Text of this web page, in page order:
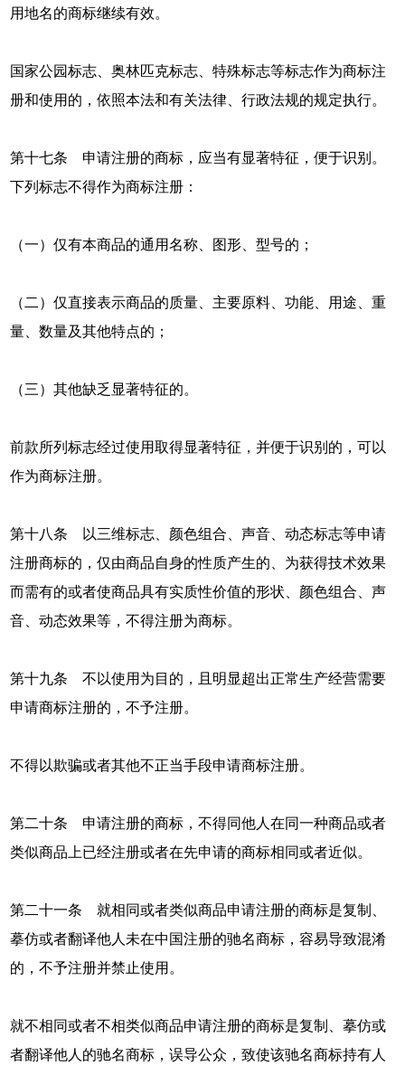
用地名的商标继续有效。
国家公园标志、奥林匹克标志、特殊标志等标志作为商标注
册和使用的，依照本法和有关法律、行政法规的规定执行。
第十七条 申请注册的商标，应当有显著特征，便于识别。
下列标志不得作为商标注册：
（一）仅有本商品的通用名称、图形、型号的；
（二）仅直接表示商品的质量、主要原料、功能、用途、重
量、数量及其他特点的；
（三）其他缺乏显著特征的。
前款所列标志经过使用取得显著特征，并便于识别的，可以
作为商标注册。
第十八条 以三维标志、颜色组合、声音、动态标志等申请
注册商标的，仅由商品自身的性质产生的、为获得技术效果
而需有的或者使商品具有实质性价值的形状、颜色组合、声
音、动态效果等，不得注册为商标。
第十九条 不以使用为目的，且明显超出正常生产经营需要
申请商标注册的，不予注册。
不得以欺骗或者其他不正当手段申请商标注册。
第二十条 申请注册的商标，不得同他人在同一种商品或者
类似商品上已经注册或者在先申请的商标相同或者近似。
第二十一条 就相同或者类似商品申请注册的商标是复制、
摹仿或者翻译他人未在中国注册的驰名商标，容易导致混淆
的，不予注册并禁止使用。
就不相同或者不相类似商品申请注册的商标是复制、摹仿或
者翻译他人的驰名商标，误导公众，致使该驰名商标持有人